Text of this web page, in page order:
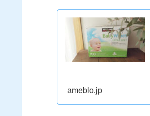
ameblo.jp